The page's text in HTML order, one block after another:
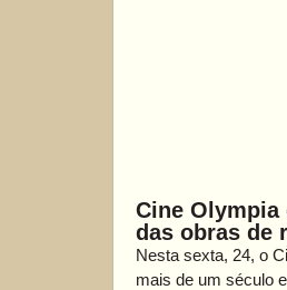
Cine Olympia
das obras de
Nesta sexta, 24, o
mais de um século